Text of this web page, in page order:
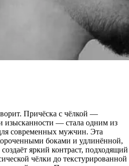
Причёска с чёлкой —
изысканности — стала одним из
современных мужчин. Эта
боками и удлинённой,
яркий контраст, подходящий
чёлки до текстурированной